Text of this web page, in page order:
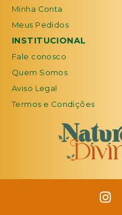
Minha Conta
Meus Pedidos
INSTITUCIONAL
Fale conosco
Quem Somos
Aviso Legal
Termos e Condições